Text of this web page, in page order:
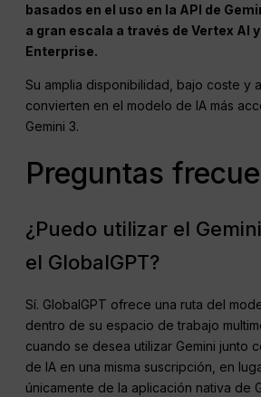
basados en el uso en la API de
a gran escala a través de Vertex AI
Enterprise.
Su amplia disponibilidad, bajo coste y
convierten en el modelo de IA más
Gemini 3.
Preguntas
¿Puedo utilizar el
el GlobalGPT?
Sí. GlobalGPT ofrece una ruta del
dentro de su espacio de trabajo
cuando se desea utilizar Gemini junto
de IA en una misma suscripción, en
únicamente de la aplicación nativa de